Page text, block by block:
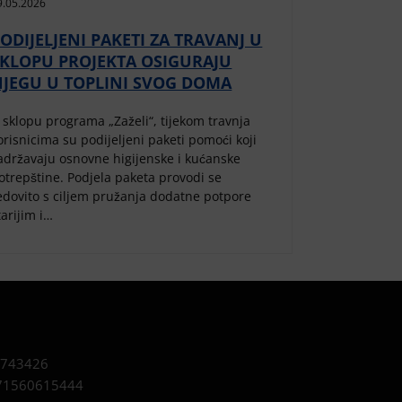
PAKETI ZA TRAVANJ U
PROJEKTA OSIGURAJU
U TOPLINI SVOG DOMA
sklopu programa „Zaželi“, tijekom travnja
su podijeljeni paketi pomoći koji
osnovne higijenske i kućanske
Podjela paketa provodi se
s ciljem pružanja dodatne potpore
i…